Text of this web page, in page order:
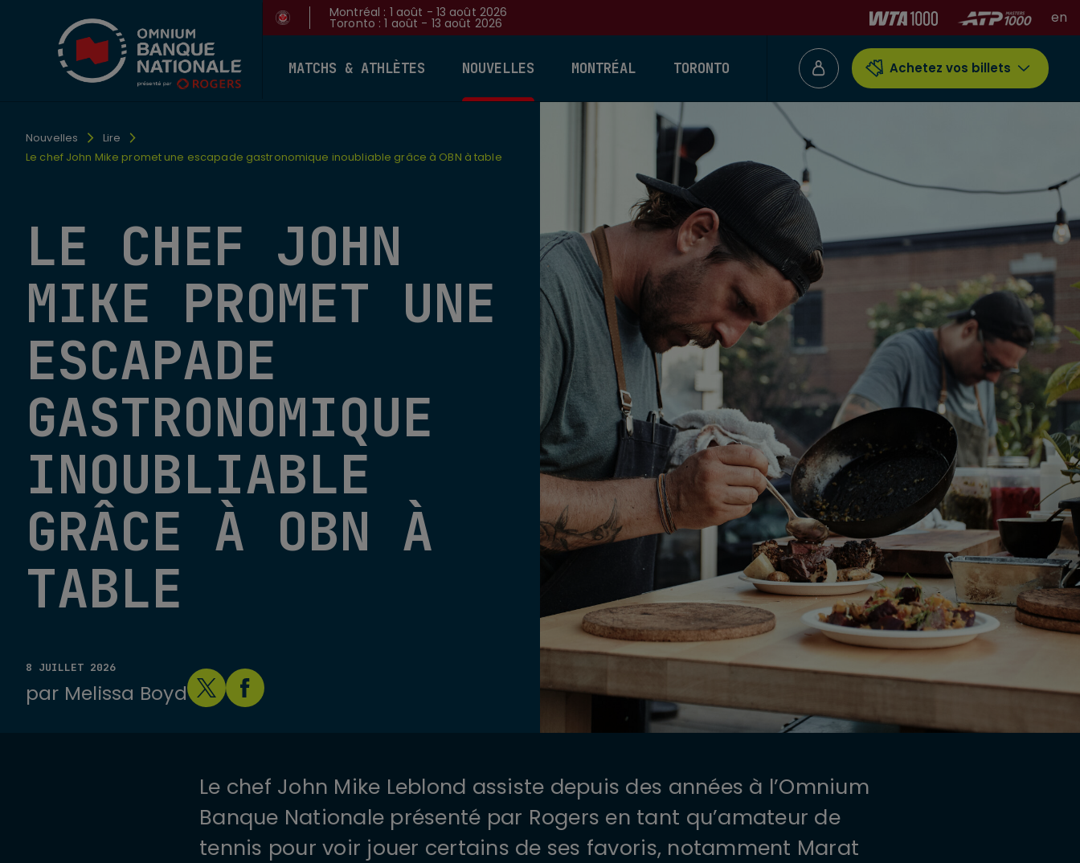
Montréal : 1 août - 13 août 2026
Toronto : 1 août - 13 août 2026 en
MATCHS & ATHLÈTES NOUVELLES MONTRÉAL TORONTO Achetez vos billets
Nouvelles
Lire
Le chef John Mike promet une escapade gastronomique inoubliable grâce à OBN à table
LE CHEF JOHN
MIKE PROMET UNE
ESCAPADE
GASTRONOMIQUE
INOUBLIABLE
GRÂCE À OBN À
TABLE
8 JUILLET 2026
par Melissa Boyd
Le chef John Mike Leblond assiste depuis des années à l’Omnium
Banque Nationale présenté par Rogers en tant qu’amateur de
tennis pour voir jouer certains de ses favoris, notamment Marat